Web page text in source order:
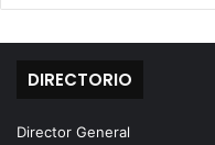
DIRECTORIO
Director General